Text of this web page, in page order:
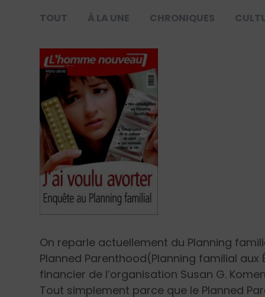
TOUT À LA UNE CHRONIQUES
On reparle actuellement du Planning
Planned Parenthood(Planning familial
financier de l’organisation Susan G.
Tout simplement parce que le Planned